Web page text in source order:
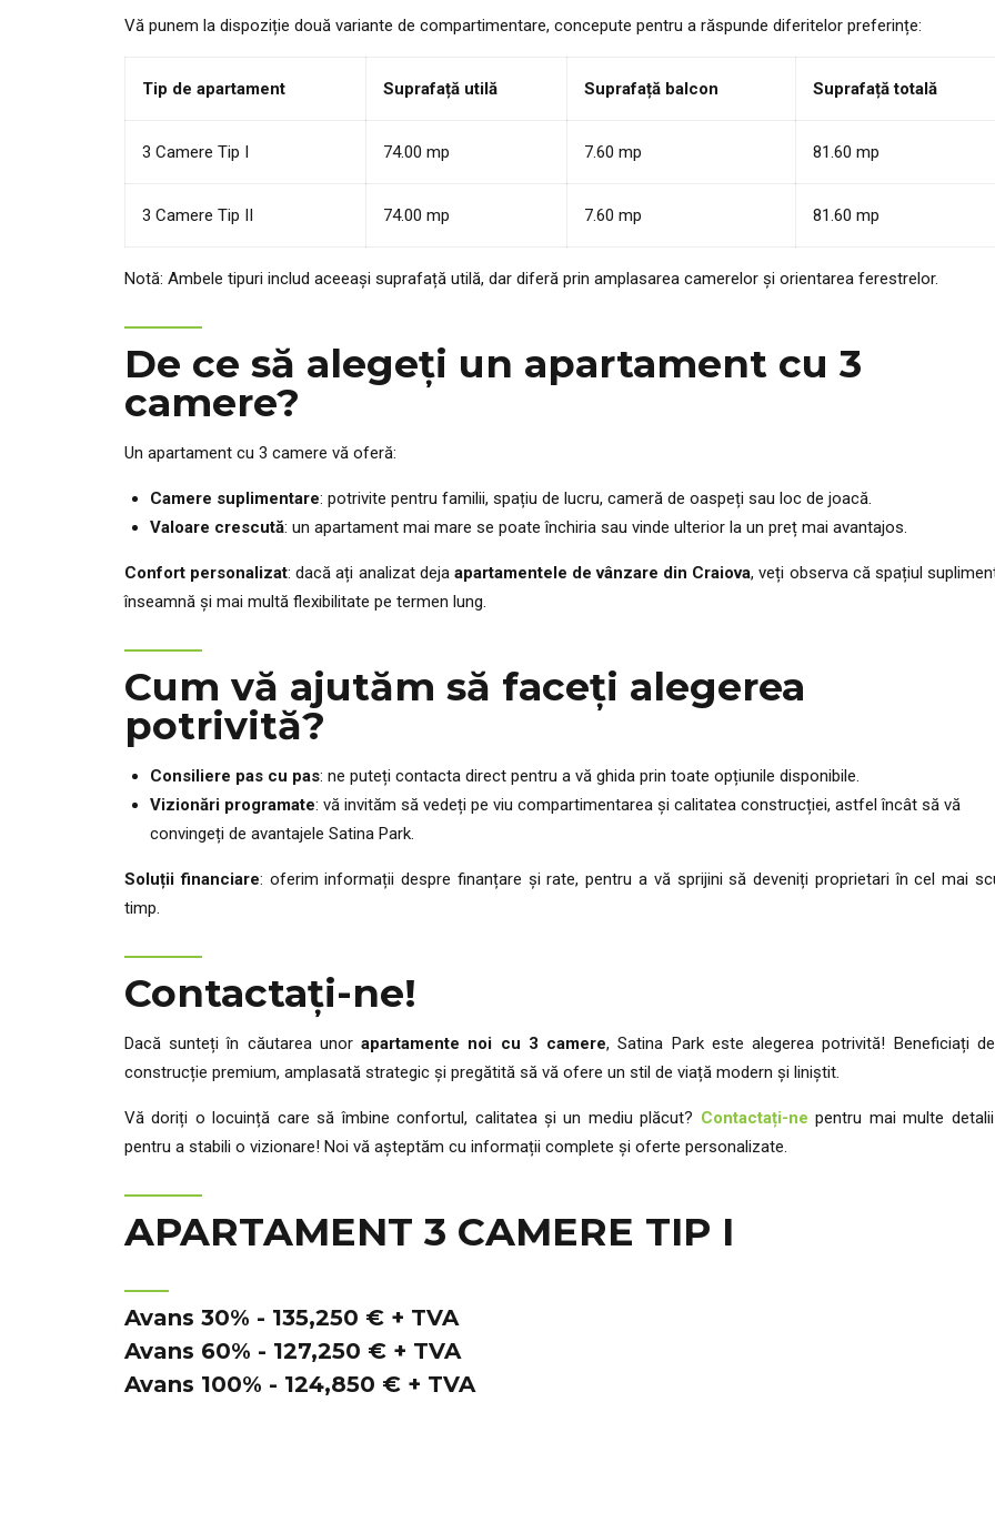
Vă punem la dispoziție două variante de compartimentare, concepute pentru a răspunde diferitelor preferințe:
Tip de apartament Suprafață utilă Suprafață balcon Suprafață totală
3 Camere Tip I 74.00 mp 7.60 mp 81.60 mp
3 Camere Tip II 74.00 mp 7.60 mp 81.60 mp
Notă: Ambele tipuri includ aceeași suprafață utilă, dar diferă prin amplasarea camerelor și orientarea ferestrelor.
De ce să alegeți un apartament cu 3
camere?
Un apartament cu 3 camere vă oferă:
Camere suplimentare: potrivite pentru familii, spațiu de lucru, cameră de oaspeți sau loc de joacă.
Valoare crescută: un apartament mai mare se poate închiria sau vinde ulterior la un preț mai avantajos.
Confort personalizat: dacă ați analizat deja apartamentele de vânzare din Craiova, veți observa că spațiul
înseamnă și mai multă flexibilitate pe termen lung.
Cum vă ajutăm să faceți alegerea
potrivită?
Consiliere pas cu pas: ne puteți contacta direct pentru a vă ghida prin toate opțiunile disponibile.
Vizionări programate: vă invităm să vedeți pe viu compartimentarea și calitatea construcției, astfel încât să vă
convingeți de avantajele Satina Park.
Soluții financiare: oferim informații despre finanțare și rate, pentru a vă sprijini să deveniți proprietari în cel mai
timp.
Contactați-ne!
Dacă sunteți în căutarea unorapartamente noi cu 3 camere, Satina Park este alegerea potrivită! Beneficiați
construcție premium, amplasată strategic și pregătită să vă ofere un stil de viață modern și liniștit.
Vă doriți o locuință care să îmbine confortul, calitatea și un mediu plăcut? Contactați-ne pentru mai multe
pentru a stabili o vizionare! Noi vă așteptăm cu informații complete și oferte personalizate.
APARTAMENT 3 CAMERE TIP I
Avans 30% - 135,250 € + TVA
Avans 60% - 127,250 € + TVA
Avans 100% - 124,850 € + TVA